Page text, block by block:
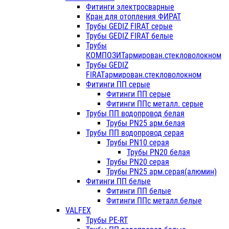
Фитинги электросварные
Кран для отопления ФИРАТ
Трубы GEDIZ FIRAT серые
Трубы GEDIZ FIRAT белые
Трубы
КОМПОЗИТармирован.стекловолокном
Трубы GEDIZ
FIRATармирован.стекловолокном
Фитинги ПП серые
Фитинги ПП серые
Фитинги ППс металл. серые
Трубы ПП водопровод белая
Трубы PN25 арм.белая
Трубы ПП водопровод серая
Трубы PN10 серая
Трубы PN20 белая
Трубы PN20 серая
Трубы PN25 арм.серая(алюмин)
Фитинги ПП белые
Фитинги ПП белые
Фитинги ППс металл.белые
VALFEX
Трубы PE-RT